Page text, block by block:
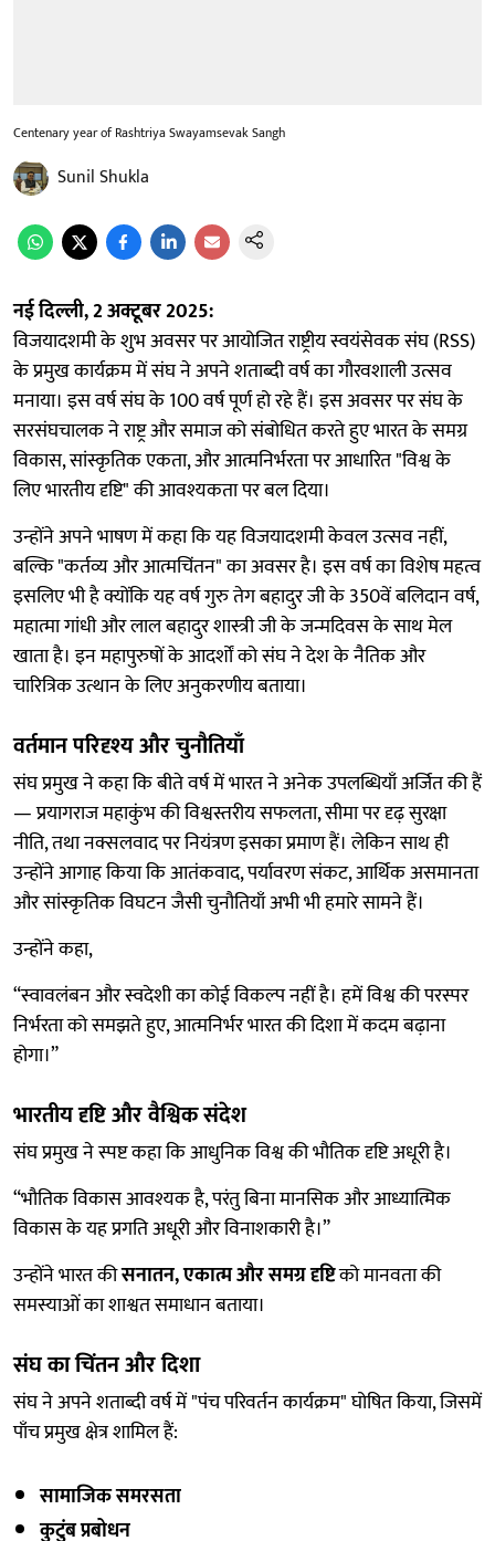
Centenary year of Rashtriya Swayamsevak Sangh
Sunil Shukla
नई दिल्ली, 2 अक्टूबर 2025:
विजयादशमी के शुभ अवसर पर आयोजित राष्ट्रीय स्वयंसेवक संघ (RSS)
के प्रमुख कार्यक्रम में संघ ने अपने शताब्दी वर्ष का गौरवशाली उत्सव
मनाया। इस वर्ष संघ के 100 वर्ष पूर्ण हो रहे हैं। इस अवसर पर संघ के
सरसंघचालक ने राष्ट्र और समाज को संबोधित करते हुए भारत के समग्र
विकास, सांस्कृतिक एकता, और आत्मनिर्भरता पर आधारित "विश्व के
लिए भारतीय दृष्टि" की आवश्यकता पर बल दिया।
उन्होंने अपने भाषण में कहा कि यह विजयादशमी केवल उत्सव नहीं,
बल्कि "कर्तव्य और आत्मचिंतन" का अवसर है। इस वर्ष का विशेष महत्व
इसलिए भी है क्योंकि यह वर्ष गुरु तेग बहादुर जी के 350वें बलिदान वर्ष,
महात्मा गांधी और लाल बहादुर शास्त्री जी के जन्मदिवस के साथ मेल
खाता है। इन महापुरुषों के आदर्शों को संघ ने देश के नैतिक और
चारित्रिक उत्थान के लिए अनुकरणीय बताया।
वर्तमान परिदृश्य और चुनौतियाँ
संघ प्रमुख ने कहा कि बीते वर्ष में भारत ने अनेक उपलब्धियाँ अर्जित की हैं
— प्रयागराज महाकुंभ की विश्वस्तरीय सफलता, सीमा पर दृढ़ सुरक्षा
नीति, तथा नक्सलवाद पर नियंत्रण इसका प्रमाण हैं। लेकिन साथ ही
उन्होंने आगाह किया कि आतंकवाद, पर्यावरण संकट, आर्थिक असमानता
और सांस्कृतिक विघटन जैसी चुनौतियाँ अभी भी हमारे सामने हैं।
उन्होंने कहा,
“स्वावलंबन और स्वदेशी का कोई विकल्प नहीं है। हमें विश्व की परस्पर
निर्भरता को समझते हुए, आत्मनिर्भर भारत की दिशा में कदम बढ़ाना
होगा।”
भारतीय दृष्टि और वैश्विक संदेश
संघ प्रमुख ने स्पष्ट कहा कि आधुनिक विश्व की भौतिक दृष्टि अधूरी है।
“भौतिक विकास आवश्यक है, परंतु बिना मानसिक और आध्यात्मिक
विकास के यह प्रगति अधूरी और विनाशकारी है।”
उन्होंने भारत कीसनातन, एकात्म और समग्र दृष्टिको मानवता की
समस्याओं का शाश्वत समाधान बताया।
संघ का चिंतन और दिशा
संघ ने अपने शताब्दी वर्ष में "पंच परिवर्तन कार्यक्रम" घोषित किया, जिसमें
पाँच प्रमुख क्षेत्र शामिल हैं:
सामाजिक समरसता
कुटुंब प्रबोधन